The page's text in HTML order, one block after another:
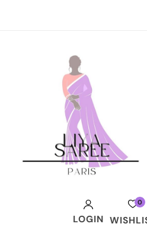
LOGIN
0